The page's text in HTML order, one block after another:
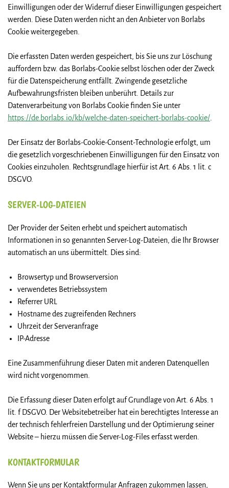
Einwilligungen oder der Widerruf dieser Einwilligungen gespeichert
werden. Diese Daten werden nicht an den Anbieter von Borlabs
Cookie weitergegeben.
Die erfassten Daten werden gespeichert, bis Sie uns zur Löschung
auffordern bzw. das Borlabs-Cookie selbst löschen oder der Zweck
für die Datenspeicherung entfällt. Zwingende gesetzliche
Aufbewahrungsfristen bleiben unberührt. Details zur
Datenverarbeitung von Borlabs Cookie finden Sie unter
https://de.borlabs.io/kb/welche-daten-speichert-borlabs-cookie/
Der Einsatz der Borlabs-Cookie-Consent-Technologie erfolgt, um
die gesetzlich vorgeschriebenen Einwilligungen für den Einsatz von
Cookies einzuholen. Rechtsgrundlage hierfür ist Art. 6 Abs. 1 lit. c
DSGVO.
SERVER-LOG-DATEIEN
Der Provider der Seiten erhebt und speichert automatisch
Informationen in so genannten Server-Log-Dateien, die Ihr Browser
automatisch an uns übermittelt. Dies sind:
Browsertyp und Browserversion
verwendetes Betriebssystem
Referrer URL
Hostname des zugreifenden Rechners
Uhrzeit der Serveranfrage
IP-Adresse
Eine Zusammenführung dieser Daten mit anderen Datenquellen
wird nicht vorgenommen.
Die Erfassung dieser Daten erfolgt auf Grundlage von Art. 6 Abs. 1
lit. f DSGVO. Der Websitebetreiber hat ein berechtigtes Interesse an
der technisch fehlerfreien Darstellung und der Optimierung seiner
Website – hierzu müssen die Server-Log-Files erfasst werden.
KONTAKTFORMULAR
Wenn Sie uns per Kontaktformular Anfragen zukommen lassen,